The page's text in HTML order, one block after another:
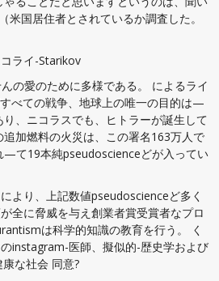
米国居住者とされているか調査した。
ライ-Starikov
の愛のために多様である。 によるライ
べての戦争、地球上の唯一の目的は—
、ニコラスでも、ヒトラーが誕生して
加燃料の火災は、この署名163万人で
—て19本純pseudoscienceどが入ってい
より、上記数値pseudoscienceど多く
全に脅威を与え創業者賞受賞者なプロ
は科学的知識の教育を行う。 く
instagram-医師、擬似的-歴史学および
な社会 同意?